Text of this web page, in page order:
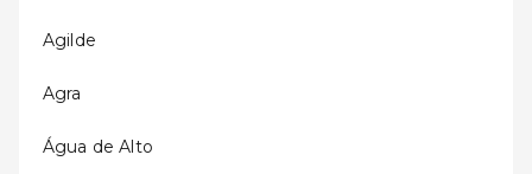
Agilde
Agra
Água de Alto